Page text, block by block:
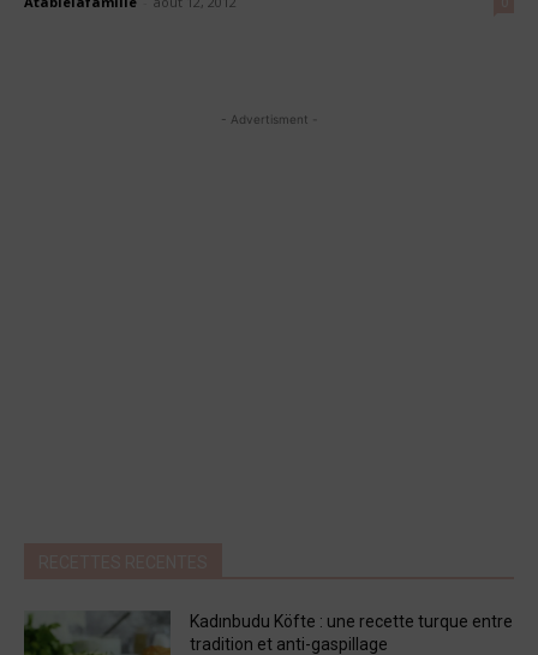
- Advertisment -
Kadınbudu Köfte : une recette turque entre
tradition et anti-gaspillage